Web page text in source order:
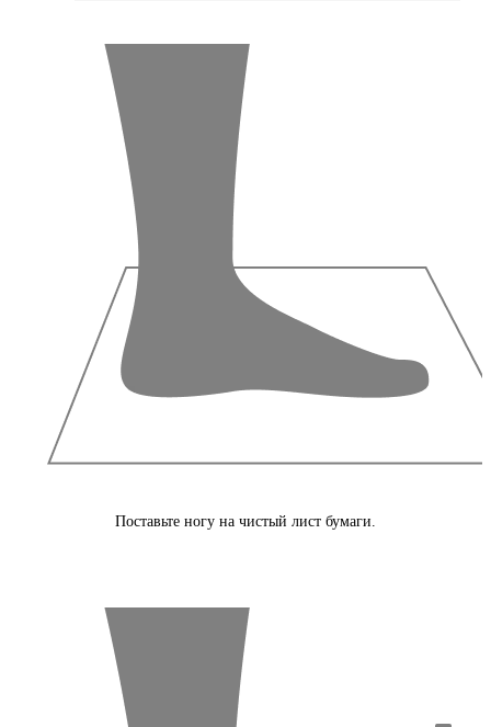
Поставьте ногу на чистый лист бумаги.